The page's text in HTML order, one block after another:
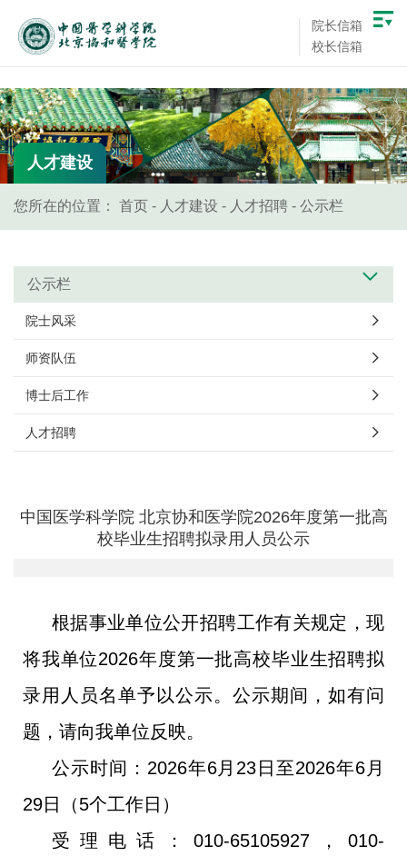
院长信箱
校长信箱
人才建设
您所在的位置： 首页 - 人才建设 - 人才招聘 - 公示栏
公示栏
院士风采
师资队伍
博士后工作
人才招聘
中国医学科学院 北京协和医学院2026年度第一批高
校毕业生招聘拟录用人员公示
根据事业单位公开招聘工作有关规定，现
将我单位2026年度第一批高校毕业生招聘拟
录用人员名单予以公示。公示期间，如有问
题，请向我单位反映。
公示时间：2026年6月23日至2026年6月
29日（5个工作日）
受理电话：010-65105927，010-